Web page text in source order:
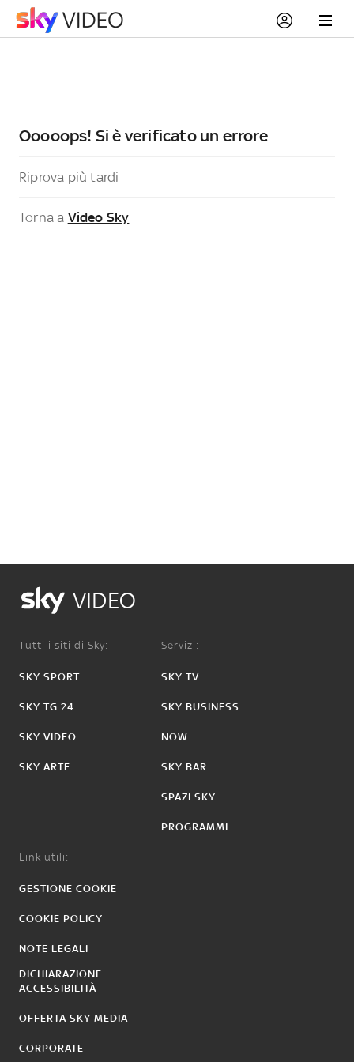
Ooooops! Si è verificato un errore
Riprova più tardi
Torna a Video Sky
VIDEO
Tutti i siti di Sky:
SKY SPORT
SKY TG 24
SKY VIDEO
SKY ARTE
Servizi:
SKY TV
SKY BUSINESS
NOW
SKY BAR
SPAZI SKY
PROGRAMMI
Link utili:
GESTIONE COOKIE
COOKIE POLICY
NOTE LEGALI
DICHIARAZIONE
ACCESSIBILITÀ
OFFERTA SKY MEDIA
CORPORATE